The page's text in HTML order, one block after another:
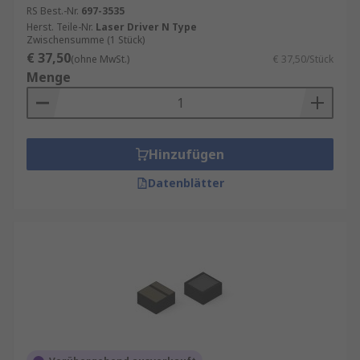
Überspannungsschutz bieten, um die
Laserdioden zu schützen.
Kompatibilität
: Der Treiber sollte mit den
spezifischen Laserdioden und den
Anforderungen der Anwendung kompatibel
sein.
RS Best.-Nr. 697-3535
Herst. Teile-Nr. Laser Driver N Type
Zwischensumme (1 Stück)
€ 37,50(ohne MwSt.) € 37,50/Stück
Menge
Hinzufügen
Datenblätter